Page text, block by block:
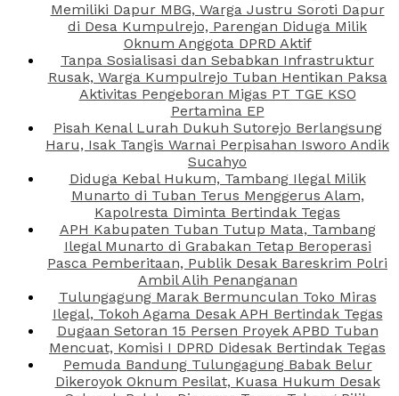
Memiliki Dapur MBG, Warga Justru Soroti Dapur
di Desa Kumpulrejo, Parengan Diduga Milik
Oknum Anggota DPRD Aktif
Tanpa Sosialisasi dan Sebabkan Infrastruktur
Rusak, Warga Kumpulrejo Tuban Hentikan Paksa
Aktivitas Pengeboran Migas PT TGE KSO
Pertamina EP
Pisah Kenal Lurah Dukuh Sutorejo Berlangsung
Haru, Isak Tangis Warnai Perpisahan Isworo Andik
Sucahyo
Diduga Kebal Hukum, Tambang Ilegal Milik
Munarto di Tuban Terus Menggerus Alam,
Kapolresta Diminta Bertindak Tegas
APH Kabupaten Tuban Tutup Mata, Tambang
Ilegal Munarto di Grabakan Tetap Beroperasi
Pasca Pemberitaan, Publik Desak Bareskrim Polri
Ambil Alih Penanganan
Tulungagung Marak Bermunculan Toko Miras
Ilegal, Tokoh Agama Desak APH Bertindak Tegas
Dugaan Setoran 15 Persen Proyek APBD Tuban
Mencuat, Komisi I DPRD Didesak Bertindak Tegas
Pemuda Bandung Tulungagung Babak Belur
Dikeroyok Oknum Pesilat, Kuasa Hukum Desak